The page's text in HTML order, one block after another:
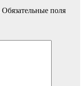
Обязательные поля